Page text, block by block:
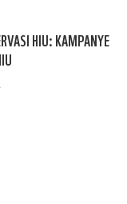
HIU: KAMPANYE